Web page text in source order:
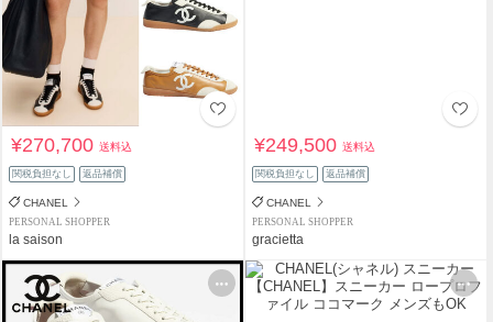
¥270,700送料込
関税負担なし 返品補償
CHANEL
PERSONAL SHOPPER
la saison
¥249,500送料込
関税負担なし 返品補償
CHANEL
PERSONAL SHOPPER
gracietta